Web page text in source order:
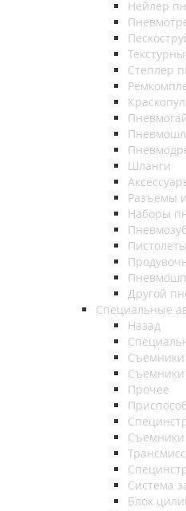
Нейлер
Степлер
Шланги
Разъемы
Наборы
Другой
Специальные
Назад
Съемники
Прочее
Система
Блок